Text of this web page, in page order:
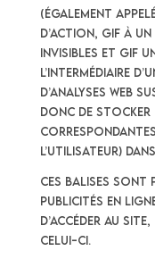
(également
d’action, GIF à
invisibles et GIF
l’intermédiaire
d’analyses Web
donc de
l’Utilisateur)
Ces balises sont
publicités en
d’accéder au
celui-ci.